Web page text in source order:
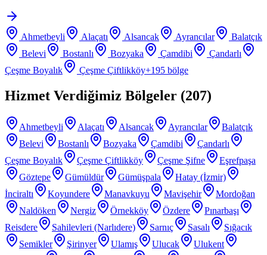
Ahmetbeyli Alaçatı Alsancak Ayrancılar
Balatçık
Belevi
Bostanlı Bozyaka Çamdibi
Çandarlı
Çeşme Boyalık
Çeşme Çiftlikköy+195 bölge
Hizmet Verdiğimiz Bölgeler (207)
Ahmetbeyli Alaçatı Alsancak Ayrancılar
Balatçık
Belevi
Bostanlı Bozyaka Çamdibi
Çandarlı
Çeşme Boyalık
Çeşme Çiftlikköy Çeşme Şifne
Eşrefpaşa
Göztepe
Gümüldür Gümüşpala
Hatay (İzmir)
İnciraltı
Koyundere Manavkuyu Mavişehir
Mordoğan
Naldöken
Nergiz Örnekköy Özdere
Pınarbaşı
Reisdere
Sahilevleri (Narlıdere) Sarnıç Sasalı
Sığacık
Semikler
Şirinyer Ulamış Ulucak
Ulukent